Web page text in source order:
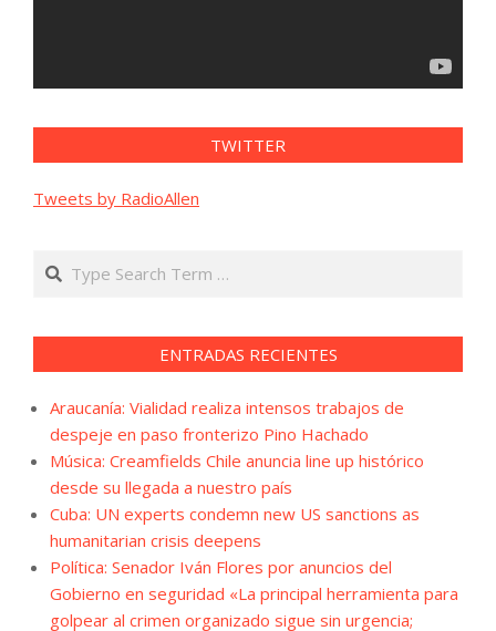
TWITTER
Tweets by RadioAllen
Search
ENTRADAS RECIENTES
Araucanía: Vialidad realiza intensos trabajos de
despeje en paso fronterizo Pino Hachado
Música: Creamfields Chile anuncia line up histórico
desde su llegada a nuestro país
Cuba: UN experts condemn new US sanctions as
humanitarian crisis deepens
Política: Senador Iván Flores por anuncios del
Gobierno en seguridad «La principal herramienta para
golpear al crimen organizado sigue sin urgencia;